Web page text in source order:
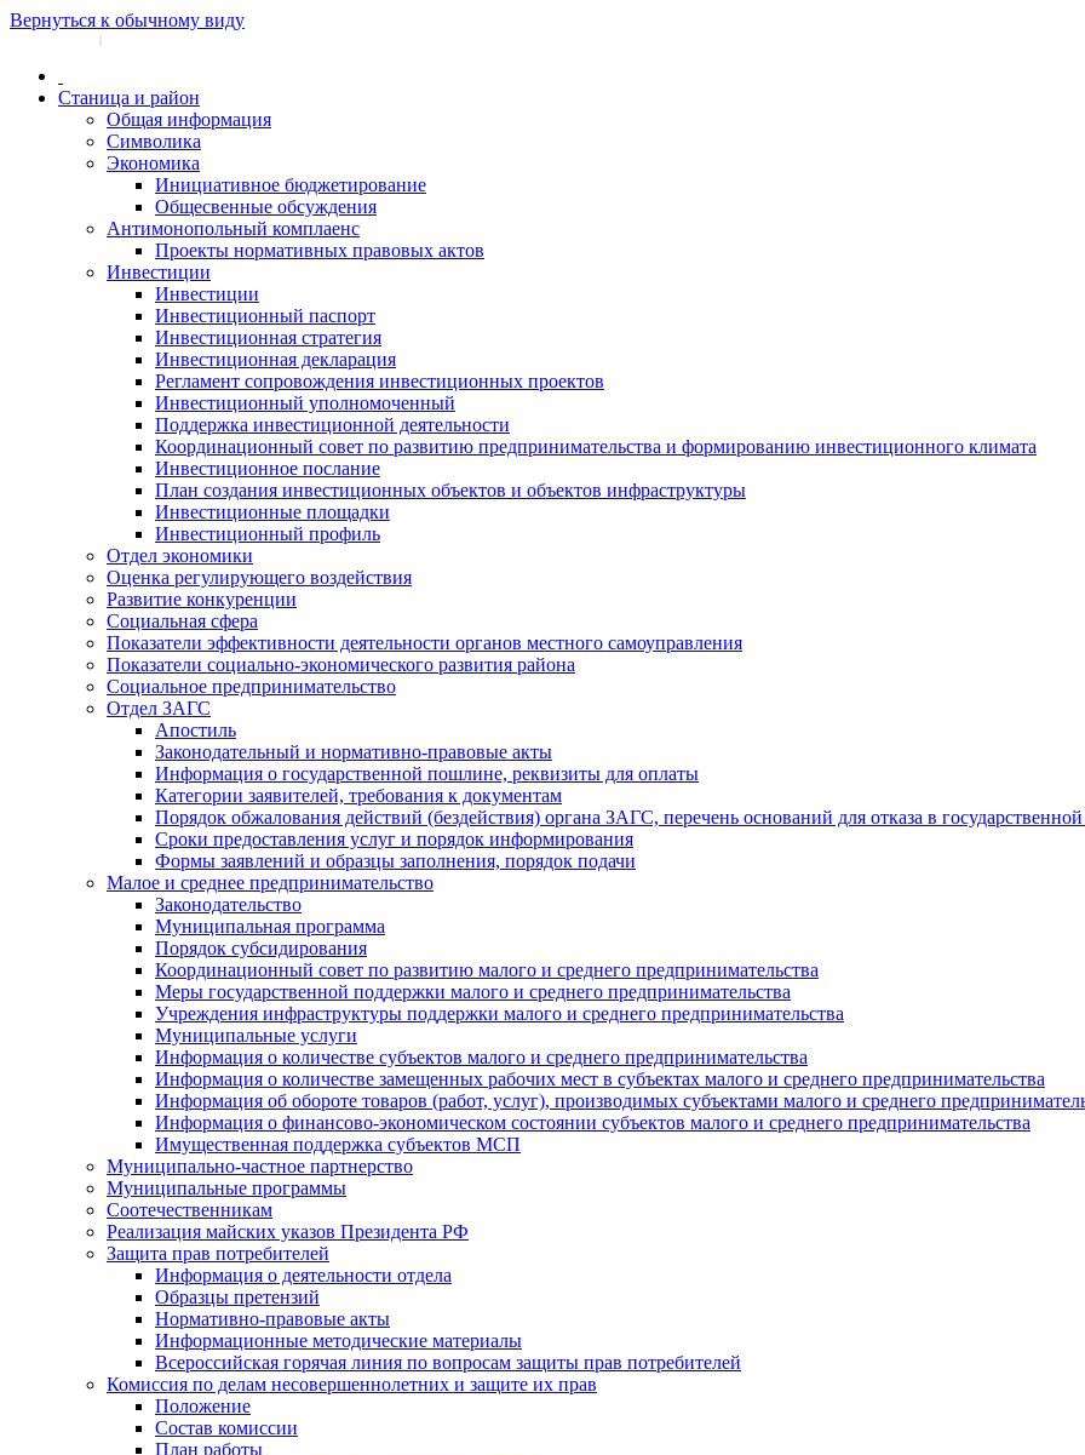
Вернуться к обычному виду
|
Станица и район
Общая информация
Символика
Экономика
Инициативное бюджетирование
Общесвенные обсуждения
Антимонопольный комплаенс
Проекты нормативных правовых актов
Инвестиции
Инвестиции
Инвестиционный паспорт
Инвестиционная стратегия
Инвестиционная декларация
Регламент сопровождения инвестиционных проектов
Инвестиционный уполномоченный
Поддержка инвестиционной деятельности
Координационный совет по развитию предпринимательства и формированию инвестиционного климата
Инвестиционное послание
План создания инвестиционных объектов и объектов инфраструктуры
Инвестиционные площадки
Инвестиционный профиль
Отдел экономики
Оценка регулирующего воздействия
Развитие конкуренции
Социальная сфера
Показатели эффективности деятельности органов местного самоуправления
Показатели социально-экономического развития района
Социальное предпринимательство
Отдел ЗАГС
Апостиль
Законодательный и нормативно-правовые акты
Информация о государственной пошлине, реквизиты для оплаты
Категории заявителей, требования к документам
Порядок обжалования действий (бездействия) органа ЗАГС, перечень оснований для отказа в
Сроки предоставления услуг и порядок информирования
Формы заявлений и образцы заполнения, порядок подачи
Малое и среднее предпринимательство
Законодательство
Муниципальная программа
Порядок субсидирования
Координационный совет по развитию малого и среднего предпринимательства
Меры государственной поддержки малого и среднего предпринимательства
Учреждения инфраструктуры поддержки малого и среднего предпринимательства
Муниципальные услуги
Информация о количестве субъектов малого и среднего предпринимательства
Информация о количестве замещенных рабочих мест в субъектах малого и среднего предпринимательства
Информация об обороте товаров (работ, услуг), производимых субъектами малого и среднего
Информация о финансово-экономическом состоянии субъектов малого и среднего предпринимательства
Имущественная поддержка субъектов МСП
Муниципально-частное партнерство
Муниципальные программы
Соотечественникам
Реализация майских указов Президента РФ
Защита прав потребителей
Информация о деятельности отдела
Образцы претензий
Нормативно-правовые акты
Информационные методические материалы
Всероссийская горячая линия по вопросам защиты прав потребителей
Комиссия по делам несовершеннолетних и защите их прав
Положение
Состав комиссии
План работы